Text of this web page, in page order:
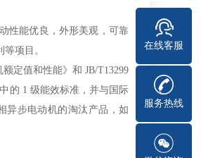
性能优良，外形美观，可靠
项目。
定值和性能》和 JB/T13299
的 1 级能效标准，并与国际
异步电动机的淘汰产品，如
在线客服
服务热线